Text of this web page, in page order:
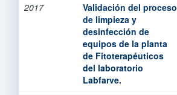
2017
Validación del proceso
de limpieza y
desinfección de
equipos de la planta
de Fitoterapéuticos
del laboratorio
Labfarve.